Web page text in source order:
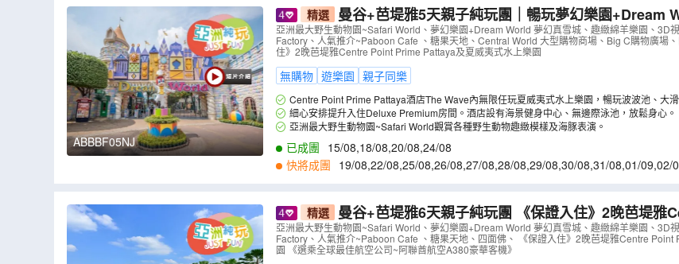
ABBBF05NJ
精選 曼谷+芭堤雅5天親子純玩團｜暢玩夢幻樂園+Dream
升入住2晚芭堤雅Centre Point Prime Pattaya Deluxe Premier
樂園（ABBBF05NJ）
亞洲最大野生動物園~Safari World、夢幻樂園+Dream World 夢幻真雪城、趣緻綿羊樂園、3D
Factory、人氣推介~Paboon Cafe 、糖果天地、Central World 大型購物商場、Big C購物廣場
住》2晚芭堤雅Centre Point Prime Pattaya及夏威夷式水上樂園
無購物 遊樂園 親子同樂
Centre Point Prime Pattaya酒店The Wave內無限任玩夏威夷式水上樂園，暢玩波波池、大
方便一家同樂。
細心安排提升入住Deluxe Premium房間。酒店設有海景健身中心、無邊際泳池，放鬆身心。
亞洲最大野生動物園~Safari World觀賞各種野生動物趣緻模樣及海豚表演。
已成團 15/08,18/08,20/08,24/08
快將成團 19/08,22/08,25/08,26/08,27/08,28/08,29/08,30/08,31/08,01/09,02/
精選 曼谷+芭堤雅6天親子純玩團 《保證入住》2晚芭堤雅
attaya+夏威夷式水上樂園（ABBBF06UJ）
亞洲最大野生動物園~Safari World、夢幻樂園+Dream World 夢幻真雪城、趣緻綿羊樂園、3D
Factory、人氣推介~Paboon Cafe 、糖果天地、四面佛、 《保證入住》2晚芭堤雅Centre Point
園 《選乘全球最佳航空公司~阿聯酋航空A380豪華客機》